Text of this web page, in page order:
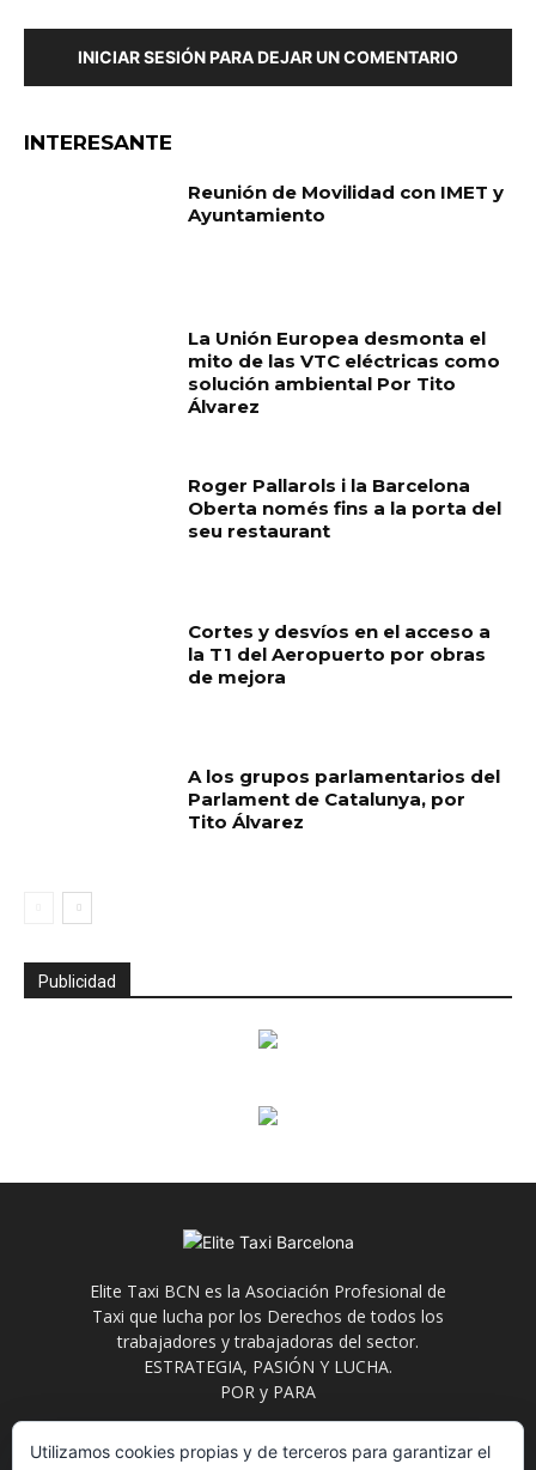
INICIAR SESIÓN PARA DEJAR UN COMENTARIO
INTERESANTE
Reunión de Movilidad con IMET y
Ayuntamiento
La Unión Europea desmonta el
mito de las VTC eléctricas como
solución ambiental Por Tito
Álvarez
Roger Pallarols i la Barcelona
Oberta només fins a la porta del
seu restaurant
Cortes y desvíos en el acceso a
la T1 del Aeropuerto por obras
de mejora
A los grupos parlamentarios del
Parlament de Catalunya, por
Tito Álvarez
Publicidad
Elite Taxi BCN es la Asociación Profesional de
Taxi que lucha por los Derechos de todos los
trabajadores y trabajadoras del sector.
ESTRATEGIA, PASIÓN Y LUCHA.
POR y PARA
Contáctanos: info@elitetaxi.taxi
Utilizamos cookies propias y de terceros para garantizar el